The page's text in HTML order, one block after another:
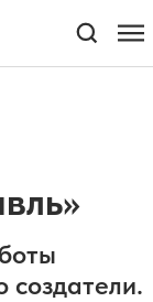
создатели.